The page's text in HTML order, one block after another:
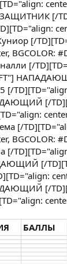
[/
[/
BGCOLOR:
[/
[/
[/
[/
BGCOLOR:
[/
[/
БАЛЛЫ